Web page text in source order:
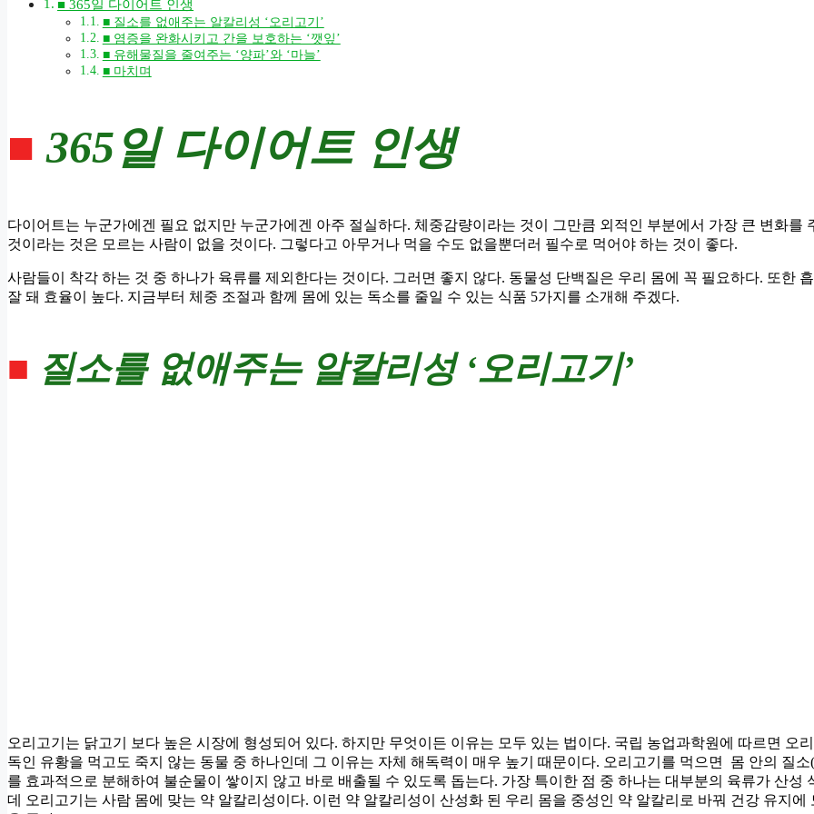
■ 365일 다이어트 인생
■ 질소를 없애주는 알칼리성 ‘오리고기’
■ 염증을 완화시키고 간을 보호하는 ‘깻잎’
■ 유해물질을 줄여주는 ‘양파’와 ‘마늘’
■ 마치며
■ 365일 다이어트 인생
다이어트는 누군가에겐 필요 없지만 누군가에겐 아주 절실하다. 체중감량이라는 것이 그만큼 외적인 부분에서 가장 큰 변화를
것이라는 것은 모르는 사람이 없을 것이다. 그렇다고 아무거나 먹을 수도 없을뿐더러 필수로 먹어야 하는 것이 좋다.
사람들이 착각 하는 것 중 하나가 육류를 제외한다는 것이다. 그러면 좋지 않다. 동물성 단백질은 우리 몸에 꼭 필요하다. 또한
잘 돼 효율이 높다. 지금부터 체중 조절과 함께 몸에 있는 독소를 줄일 수 있는 식품 5가지를 소개해 주겠다.
■ 질소를 없애주는 알칼리성 ‘오리고기’
오리고기는 닭고기 보다 높은 시장에 형성되어 있다. 하지만 무엇이든 이유는 모두 있는 법이다. 국립 농업과학원에 따르면 오
독인 유황을 먹고도 죽지 않는 동물 중 하나인데 그 이유는 자체 해독력이 매우 높기 때문이다. 오리고기를 먹으면 몸 안의 질소
를 효과적으로 분해하여 불순물이 쌓이지 않고 바로 배출될 수 있도록 돕는다. 가장 특이한 점 중 하나는 대부분의 육류가 산성
데 오리고기는 사람 몸에 맞는 약 알칼리성이다. 이런 약 알칼리성이 산성화 된 우리 몸을 중성인 약 알칼리로 바꿔 건강 유지에